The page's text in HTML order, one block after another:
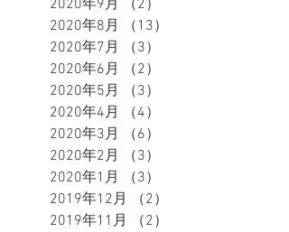
2020年9月
（2）
2020年8月
（13）
2020年7月
（3）
2020年6月
（2）
2020年5月
（3）
2020年4月
（4）
2020年3月
（6）
2020年2月
（3）
2020年1月
（3）
2019年12月
（2）
2019年11月
（2）